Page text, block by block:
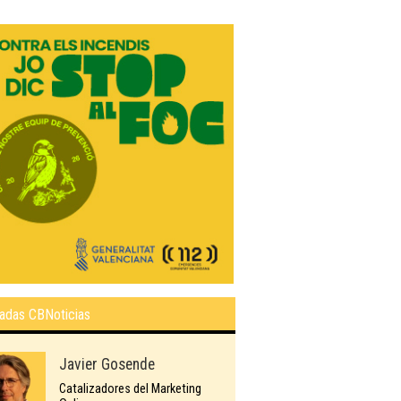
CBNoticias
Javier Gosende
Catalizadores del Marketing